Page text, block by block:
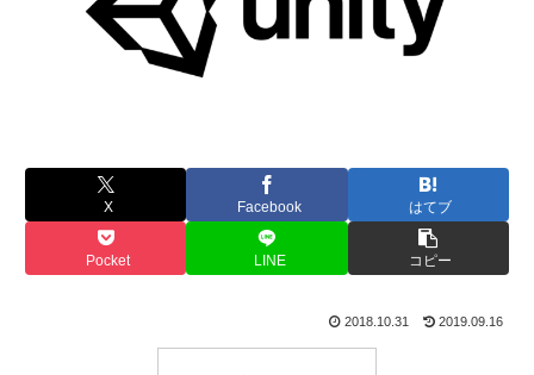
X Facebook はてブ
Pocket LINE コピー
2018.10.31 2019.09.16